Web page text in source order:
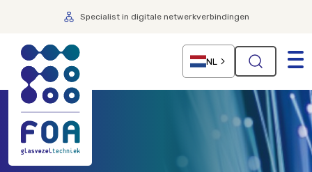
Specialist in digitale netwerkverbindingen
NL